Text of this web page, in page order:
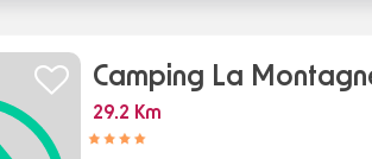
Camping La
29.2 Km